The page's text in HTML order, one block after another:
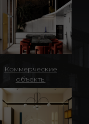
Коммерческие
объекты